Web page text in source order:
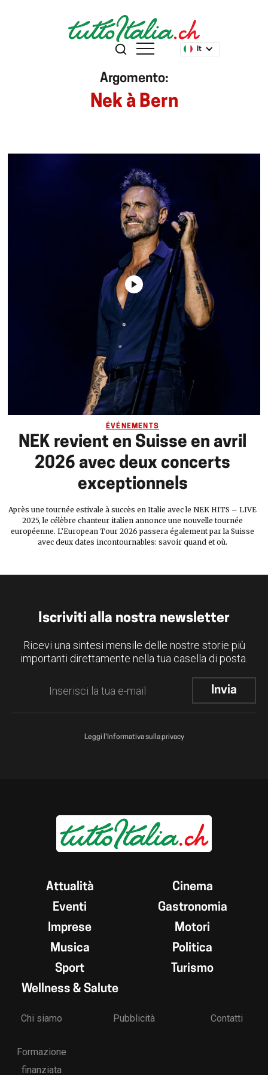
It
Argomento:
Nek à Bern
ÉVÉNEMENTS
NEK revient en Suisse en avril
2026 avec deux concerts
exceptionnels
Après une tournée estivale à succès en Italie avec le NEK HITS – LIVE
2025, le célèbre chanteur italien annonce une nouvelle tournée
européenne. L’European Tour 2026 passera également par la Suisse
avec deux dates incontournables: savoir quand et où.
Iscriviti alla nostra newsletter
Ricevi una sintesi mensile delle nostre storie più
importanti direttamente nella tua casella di posta.
Leggi l'Informativa sulla privacy
Attualità
Cinema
Eventi
Gastronomia
Imprese
Motori
Musica
Politica
Sport
Turismo
Wellness & Salute
Chi siamo Pubblicità Contatti
Formazione
finanziata